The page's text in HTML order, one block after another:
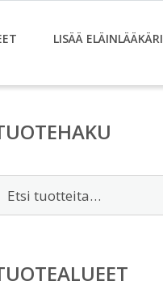
LISÄÄ ELÄINLÄÄKÄRI